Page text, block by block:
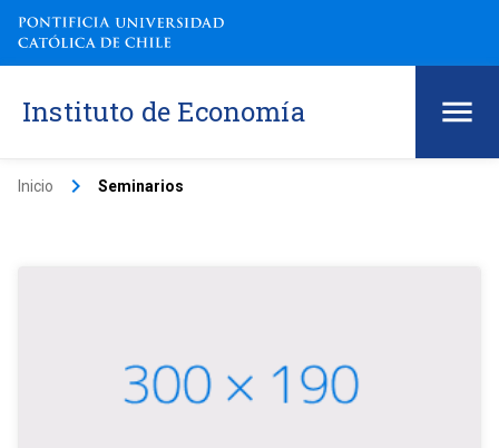
Instituto de Economía
Inicio keyboard_arrow_right Seminarios